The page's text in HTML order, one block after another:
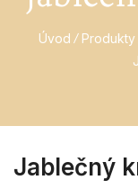
Úvod Produkty
Jablečný